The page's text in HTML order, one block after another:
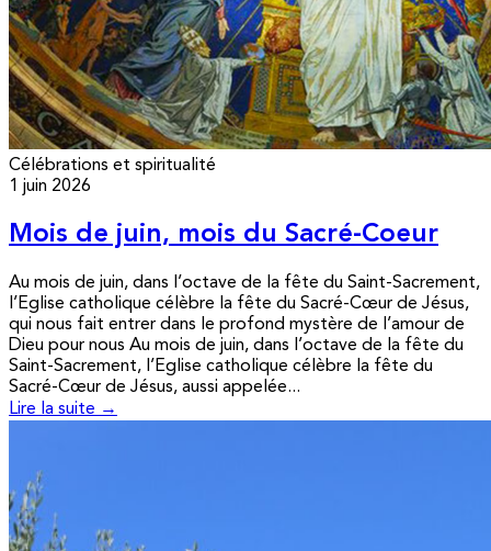
Célébrations et spiritualité
1 juin 2026
Mois de juin, mois du Sacré-Coeur
Au mois de juin, dans l’octave de la fête du Saint-Sacrement,
l’Eglise catholique célèbre la fête du Sacré-Cœur de Jésus,
qui nous fait entrer dans le profond mystère de l’amour de
Dieu pour nous Au mois de juin, dans l’octave de la fête du
Saint-Sacrement, l’Eglise catholique célèbre la fête du
Sacré-Cœur de Jésus, aussi appelée...
Lire la suite →